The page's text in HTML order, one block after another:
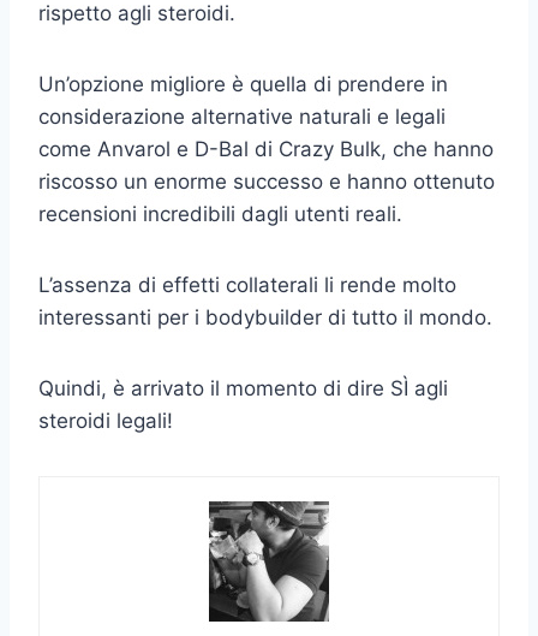
rispetto agli steroidi.
Un’opzione migliore è quella di prendere in
considerazione alternative naturali e legali
come Anvarol e D-Bal di Crazy Bulk, che hanno
riscosso un enorme successo e hanno ottenuto
recensioni incredibili dagli utenti reali.
L’assenza di effetti collaterali li rende molto
interessanti per i bodybuilder di tutto il mondo.
Quindi, è arrivato il momento di dire SÌ agli
steroidi legali!